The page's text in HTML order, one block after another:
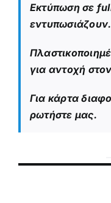
Εκτύπωση σε
εντυπωσιάζουν.
για αντοχή
Για κάρτα
ρωτήστε μας.